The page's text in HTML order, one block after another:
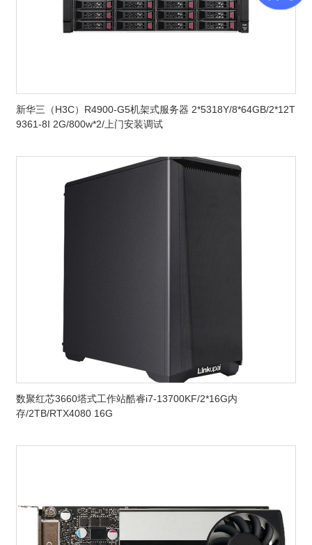
新华三（H3C）R4900-G5机架式服务器 2*5318Y/8*64GB/2*12T
9361-8I 2G/800w*2/上门安装调试
数聚红芯3660塔式工作站酷睿i7-13700KF/2*16G内
存/2TB/RTX4080 16G